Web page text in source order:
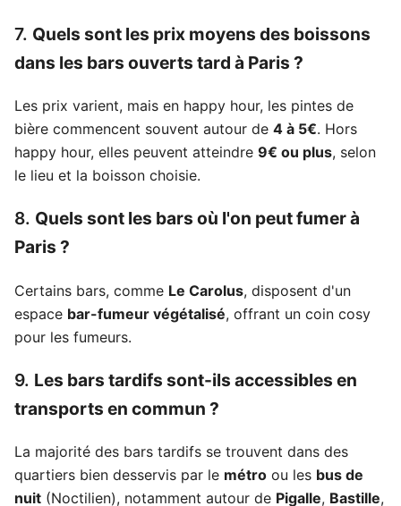
7. Quels sont les prix moyens des boissons
dans les bars ouverts tard à Paris ?
Les prix varient, mais en happy hour, les pintes de
bière commencent souvent autour de 4 à 5€. Hors
happy hour, elles peuvent atteindre 9€ ou plus, selon
le lieu et la boisson choisie.
8. Quels sont les bars où l'on peut fumer à
Paris ?
Certains bars, comme Le Carolus, disposent d'un
espace bar-fumeur végétalisé, offrant un coin cosy
pour les fumeurs.
9. Les bars tardifs sont-ils accessibles en
transports en commun ?
La majorité des bars tardifs se trouvent dans des
quartiers bien desservis par le métro ou les bus de
nuit (Noctilien), notamment autour de Pigalle, Bastille,